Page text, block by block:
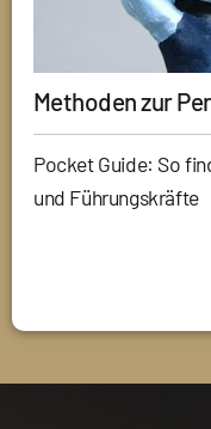
Methoden zur
Pocket Guide: So
und Führungskräfte